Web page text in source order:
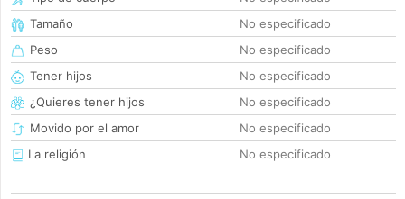
Tamaño
No especificado
Peso
No especificado
Tener hijos
No especificado
¿Quieres tener hijos
No especificado
Movido por el amor
No especificado
La religión
No especificado